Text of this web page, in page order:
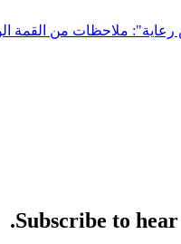
ملاحظات من القمة
Subscribe to